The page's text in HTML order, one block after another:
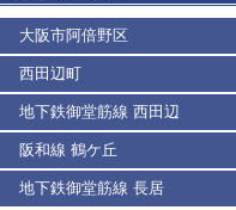
大阪市阿倍野区
西田辺町
地下鉄御堂筋線 西田辺
阪和線 鶴ケ丘
地下鉄御堂筋線 長居